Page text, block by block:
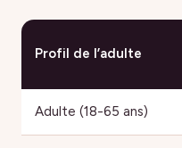
Profil de l’adulte
Adulte (18-65 ans)